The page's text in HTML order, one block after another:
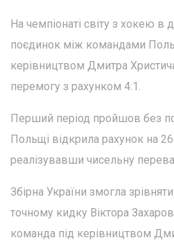
На чемпіонаті світу з хокею в
поєдинок між командами
керівництвом Дмитра
перемогу з рахунком 4:1.
Перший період пройшов без
Польщі відкрила рахунок на
реалізувавши чисельну
Збірна України змогла
точному кидку Віктора
команда під керівництвом